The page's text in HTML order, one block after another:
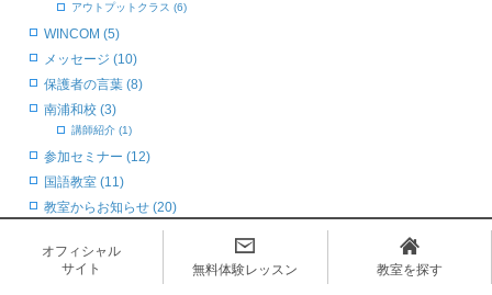
アウトプットクラス (6)
WINCOM (5)
メッセージ (10)
保護者の言葉 (8)
南浦和校 (3)
講師紹介 (1)
参加セミナー (12)
国語教室 (11)
教室からお知らせ (20)
卒業生から (21)
米国留学だより (4)
オフィシャル
サイト
無料体験レッスン 教室を探す